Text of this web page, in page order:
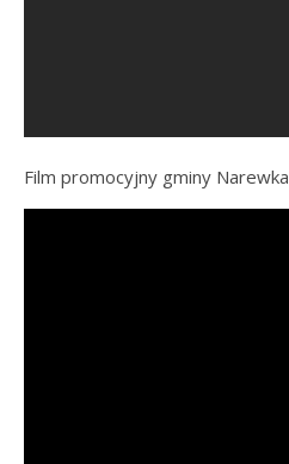
Film promocyjny gminy Narewka